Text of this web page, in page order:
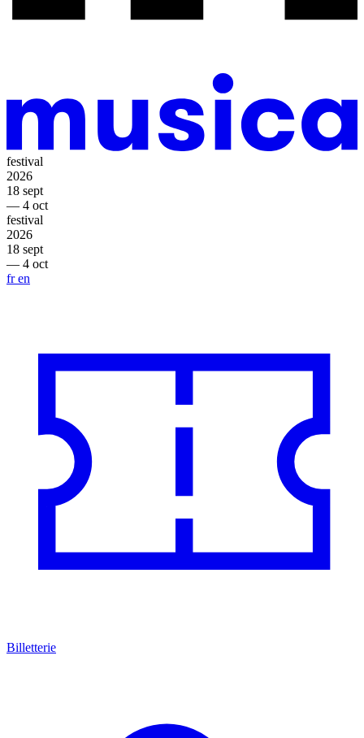
festival
2026
18 sept
— 4 oct
festival
2026
18 sept
— 4 oct
fren
Billetterie